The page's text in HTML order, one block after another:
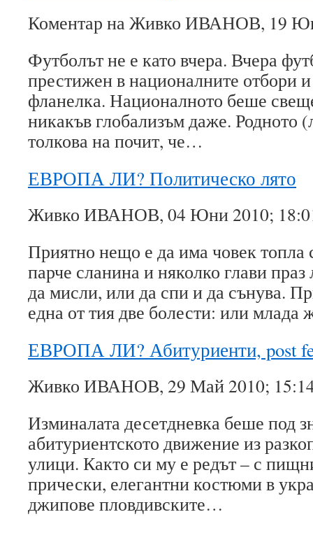
Коментар на Живко ИВАНОВ, 19
Футболът не е като вчера. Вчера
престижен в националните отбори
фланелка. Националното беше
никакъв глобализъм даже. Родното
толкова на почит, че…
ЕВРОПА ЛИ? Политическо лято
Живко ИВАНОВ, 04 Юни 2010;
Приятно нещо е да има човек топла
парче сланина и няколко глави
да мисли, или да спи и да сънува.
една от тия две болести: или
ЕВРОПА ЛИ? Абитуриенти, post
Живко ИВАНОВ, 29 Май 2010;
Изминалата десетдневка беше под
абитуриентското движение из
улици. Както си му е редът – с
прически, елегантни костюми в
джипове пловдивските…